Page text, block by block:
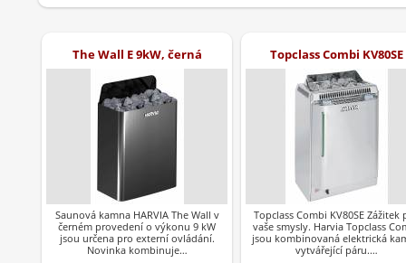
The Wall E 9kW, černá
Saunová kamna HARVIA The Wall v
černém provedení o výkonu 9 kW
jsou určena pro externí ovládání.
Novinka kombinuje…
Topclass Combi KV80SE
Topclass Combi KV80SE Zážitek
vaše smysly. Harvia Topclass
jsou kombinovaná elektrická
vytvářející páru.…